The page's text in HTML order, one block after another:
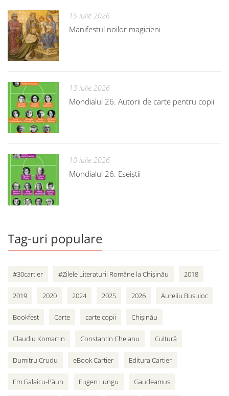
15 iulie 2026
Manifestul noilor magicieni
13 iulie 2026
Mondialul 26. Autorii de carte pentru copii
10 iulie 2026
Mondialul 26. Eseiștii
Tag-uri populare
#30cartier #Zilele Literaturii Române la Chișinău 2018
2019 2020 2024 2025 2026 Aureliu Busuioc
Bookfest Carte carte copii Chișinău
Claudiu Komartin Constantin Cheianu Cultură
Dumitru Crudu eBook Cartier Editura Cartier
Em.Galaicu-Păun Eugen Lungu Gaudeamus